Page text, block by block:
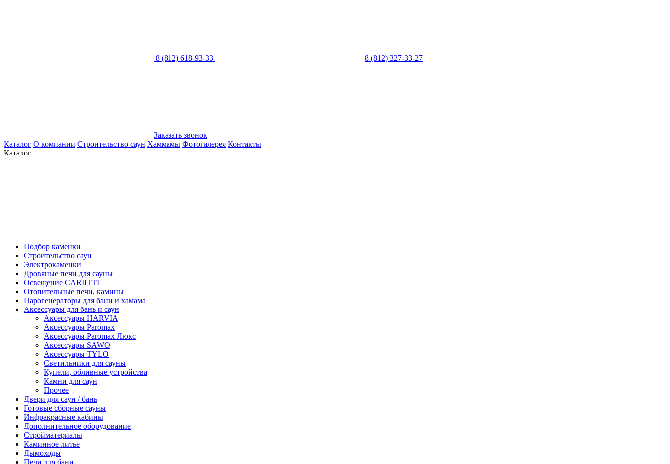
8 (812) 618-93-33 8 (812) 327-33-27
Заказать звонок
Каталог О компании Строительство саун Хаммамы Фотогалерея Контакты
Каталог
Подбор каменки
Строительство саун
Электрокаменки
Дровяные печи для сауны
Освещение CARIITTI
Отопительные печи, камины
Парогенераторы для бани и хамама
Аксессуары для бань и саун
Аксессуары HARVIA
Аксессуары Paromax
Аксессуары Paromax Люкс
Аксессуары SAWO
Аксессуары TYLO
Светильники для сауны
Купели, обливные устройства
Камни для саун
Прочее
Двери для саун / бань
Готовые сборные сауны
Инфракрасные кабины
Дополнительное оборудование
Стройматериалы
Каминное литье
Дымоходы
Печи для бани